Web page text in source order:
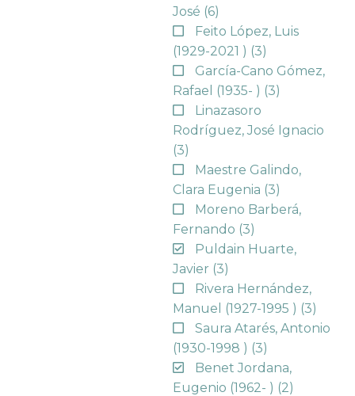
José (6)
Feito López, Luis
(1929-2021 ) (3)
García-Cano Gómez,
Rafael (1935- ) (3)
Linazasoro
Rodríguez, José Ignacio
(3)
Maestre Galindo,
Clara Eugenia (3)
Moreno Barberá,
Fernando (3)
Puldain Huarte,
Javier (3)
Rivera Hernández,
Manuel (1927-1995 ) (3)
Saura Atarés, Antonio
(1930-1998 ) (3)
Benet Jordana,
Eugenio (1962- ) (2)